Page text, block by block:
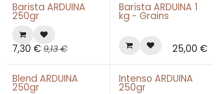
Best seller
Barista ARDUINA
250gr
7,30 € 9,13€
Best seller
Barista ARDUINA 1
kg - Grains
25,00 €
Blend ARDUINA
250gr
Intenso ARDUINA
250gr